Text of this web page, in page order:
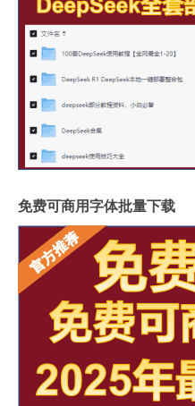
免费可商用字体批量下载